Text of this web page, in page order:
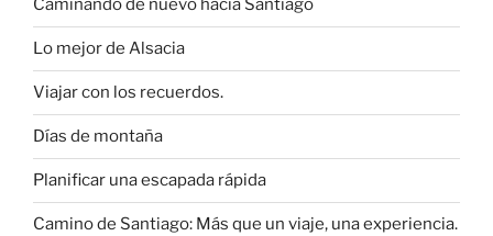
Caminando de nuevo hacia Santiago
Lo mejor de Alsacia
Viajar con los recuerdos.
Días de montaña
Planificar una escapada rápida
Camino de Santiago: Más que un viaje, una experiencia.